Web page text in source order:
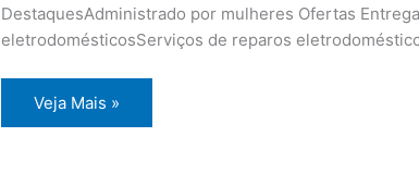
DestaquesAdministrado por mulheres Ofertas
eletrodomésticosServiços de reparos
Itu
assistência
técnica
Veja Mais »